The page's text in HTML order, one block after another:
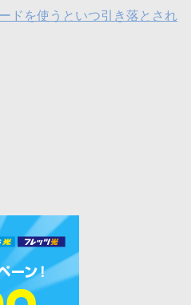
ドを使うといつ引き落とされ